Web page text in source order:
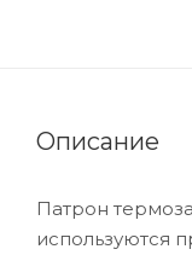
Описание
Патрон
используются